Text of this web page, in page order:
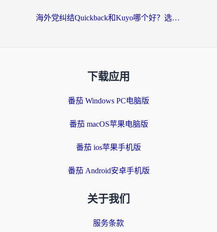
海外党纠结Quickback和Kuyo哪个好？选对回国加速器才能无缝刷国内资源
下载应用
番茄 Windows PC电脑版
番茄 macOS苹果电脑版
番茄 ios苹果手机版
番茄 Android安卓手机版
关于我们
服务条款